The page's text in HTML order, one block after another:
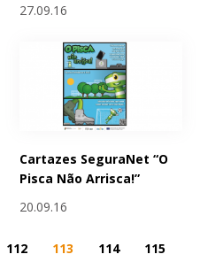
27.09.16
Cartazes SeguraNet “O
Pisca Não Arrisca!”
20.09.16
112 113 114
115